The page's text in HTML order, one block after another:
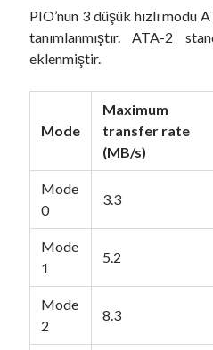
PIO’nun 3 düşük hızlı modu
tanımlanmıştır. ATA-2
eklenmiştir.
Mode
Maximum
transfer rate
(MB/s)
Mode
0
3.3
Mode
1
5.2
Mode
2
8.3